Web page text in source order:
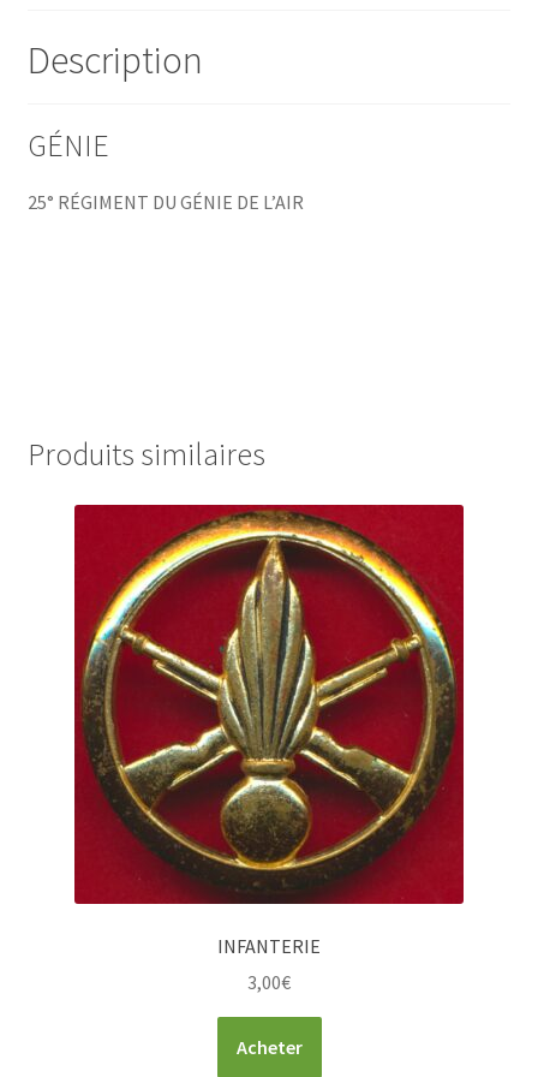
Description
GÉNIE
25° RÉGIMENT DU GÉNIE DE L’AIR
Produits similaires
INFANTERIE
3,00€
Acheter